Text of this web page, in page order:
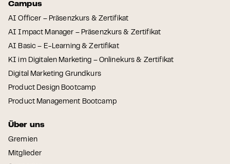
Campus
AI Officer – Präsenzkurs & Zertifikat
AI Impact Manager – Präsenzkurs & Zertifikat
AI Basic – E-Learning & Zertifikat
KI im Digitalen Marketing – Onlinekurs & Zertifikat
Digital Marketing Grundkurs
Product Design Bootcamp
Product Management Bootcamp
Über uns
Gremien
Mitglieder